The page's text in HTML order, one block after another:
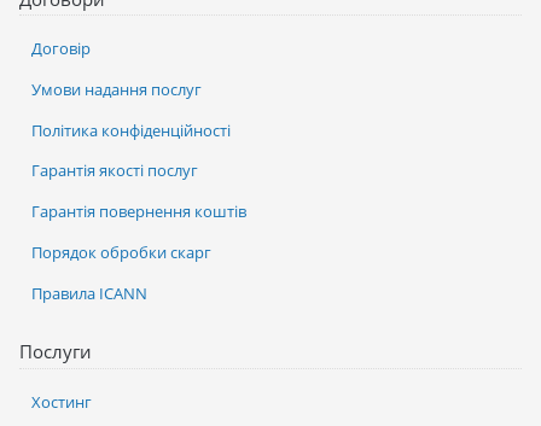
Послуги
Хостинг
Договір
Умови надання послуг
Політика конфіденційності
Гарантія якості послуг
Гарантія повернення коштів
Порядок обробки скарг
Правила ICANN